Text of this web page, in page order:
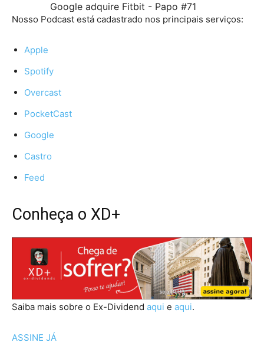
Google adquire Fitbit - Papo #71
Nosso Podcast está cadastrado nos principais serviços:
Apple
Spotify
Overcast
PocketCast
Google
Castro
Feed
Conheça o XD+
Saiba mais sobre o Ex-Dividend aqui e aqui.
ASSINE JÁ